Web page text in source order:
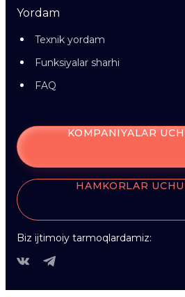
Yordam
Texnik yordam
Funksiyalar sharhi
FAQ
KOMPANIYALAR
HAMKORLAR
Biz ijtimoiy tarmoqlardamiz: